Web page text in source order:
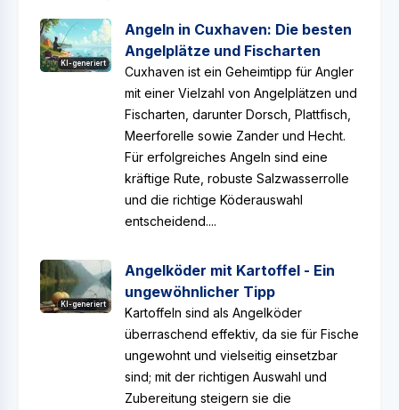
KI-generiert
Angeln in Cuxhaven: Die besten
Angelplätze und Fischarten
Cuxhaven ist ein Geheimtipp für Angler
mit einer Vielzahl von Angelplätzen und
Fischarten, darunter Dorsch, Plattfisch,
Meerforelle sowie Zander und Hecht.
Für erfolgreiches Angeln sind eine
kräftige Rute, robuste Salzwasserrolle
und die richtige Köderauswahl
entscheidend....
KI-generiert
Angelköder mit Kartoffel - Ein
ungewöhnlicher Tipp
Kartoffeln sind als Angelköder
überraschend effektiv, da sie für Fische
ungewohnt und vielseitig einsetzbar
sind; mit der richtigen Auswahl und
Zubereitung steigern sie die